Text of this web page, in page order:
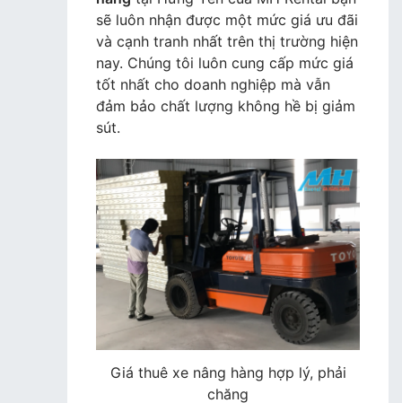
sẽ luôn nhận được một mức giá ưu đãi
và cạnh tranh nhất trên thị trường hiện
nay. Chúng tôi luôn cung cấp mức giá
tốt nhất cho doanh nghiệp mà vẫn
đảm bảo chất lượng không hề bị giảm
sút.
Giá thuê xe nâng hàng hợp lý, phải
chăng